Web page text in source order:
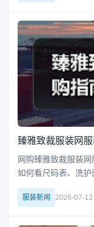
臻雅致裁服装网
网购臻雅致裁服装
如何看尺码表、洗护
养，一篇文章帮你解
完整指南。
服装新闻 2026-07-12